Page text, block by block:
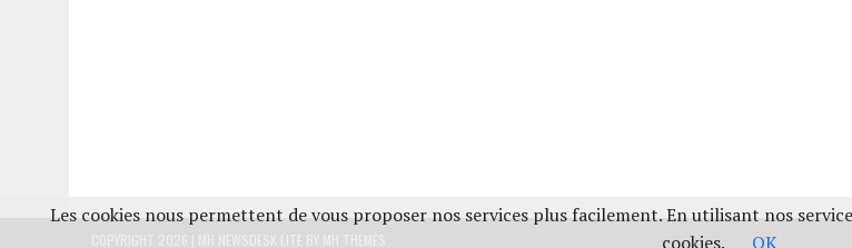
Les cookies nous permettent de vous proposer nos services plus facilement. En utilisant nos
cookies.
OK